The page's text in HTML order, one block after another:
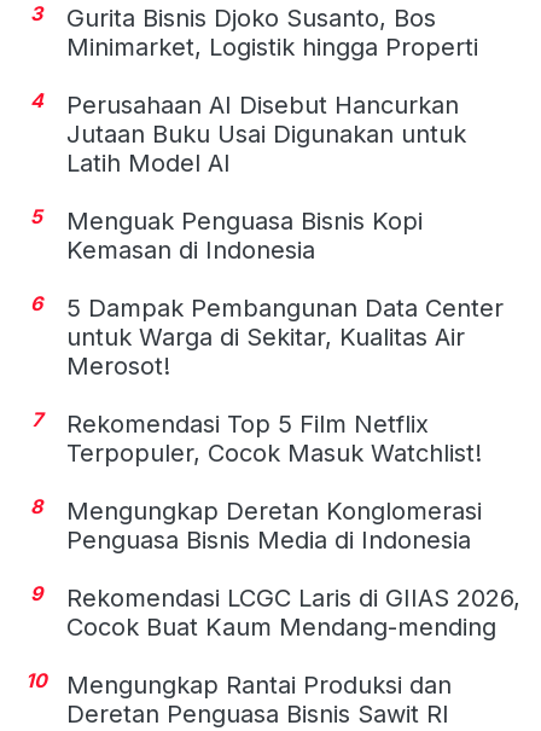
3
Gurita Bisnis Djoko Susanto, Bos
Minimarket, Logistik hingga Properti
4
Perusahaan AI Disebut Hancurkan
Jutaan Buku Usai Digunakan untuk
Latih Model AI
5
Menguak Penguasa Bisnis Kopi
Kemasan di Indonesia
6
5 Dampak Pembangunan Data Center
untuk Warga di Sekitar, Kualitas Air
Merosot!
7
Rekomendasi Top 5 Film Netflix
Terpopuler, Cocok Masuk Watchlist!
8
Mengungkap Deretan Konglomerasi
Penguasa Bisnis Media di Indonesia
9
Rekomendasi LCGC Laris di GIIAS 2026,
Cocok Buat Kaum Mendang-mending
10
Mengungkap Rantai Produksi dan
Deretan Penguasa Bisnis Sawit RI